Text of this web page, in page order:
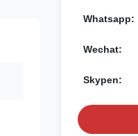
Whatsapp:
Wechat:
Skypen: